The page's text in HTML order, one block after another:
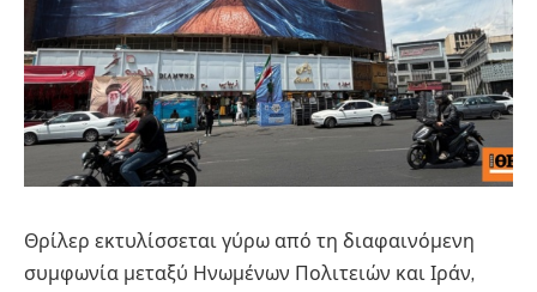
Θρίλερ εκτυλίσσεται γύρω από τη διαφαινόμενη
συμφωνία μεταξύ Ηνωμένων Πολιτειών και Ιράν,